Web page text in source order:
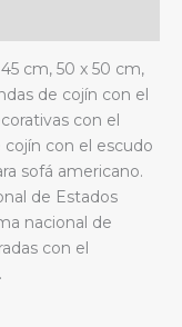
cm, 50 x 50 cm,
de cojín con el
con el
cojín con el escudo
sofá americano.
de Estados
nacional de
con el